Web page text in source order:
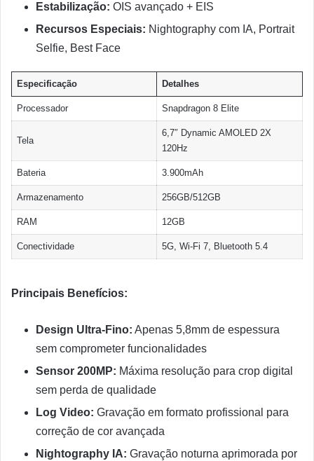
Estabilização: OIS avançado + EIS
Recursos Especiais: Nightography com IA, Portrait
Selfie, Best Face
Especificação Detalhes
Processador Snapdragon 8 Elite
Tela
6,7″ Dynamic AMOLED 2X
120Hz
Bateria 3.900mAh
Armazenamento 256GB/512GB
RAM 12GB
Conectividade 5G, Wi-Fi 7, Bluetooth 5.4
Principais Benefícios:
Design Ultra-Fino: Apenas 5,8mm de espessura
sem comprometer funcionalidades
Sensor 200MP: Máxima resolução para crop digital
sem perda de qualidade
Log Video: Gravação em formato profissional para
correção de cor avançada
Nightography IA: Gravação noturna aprimorada por